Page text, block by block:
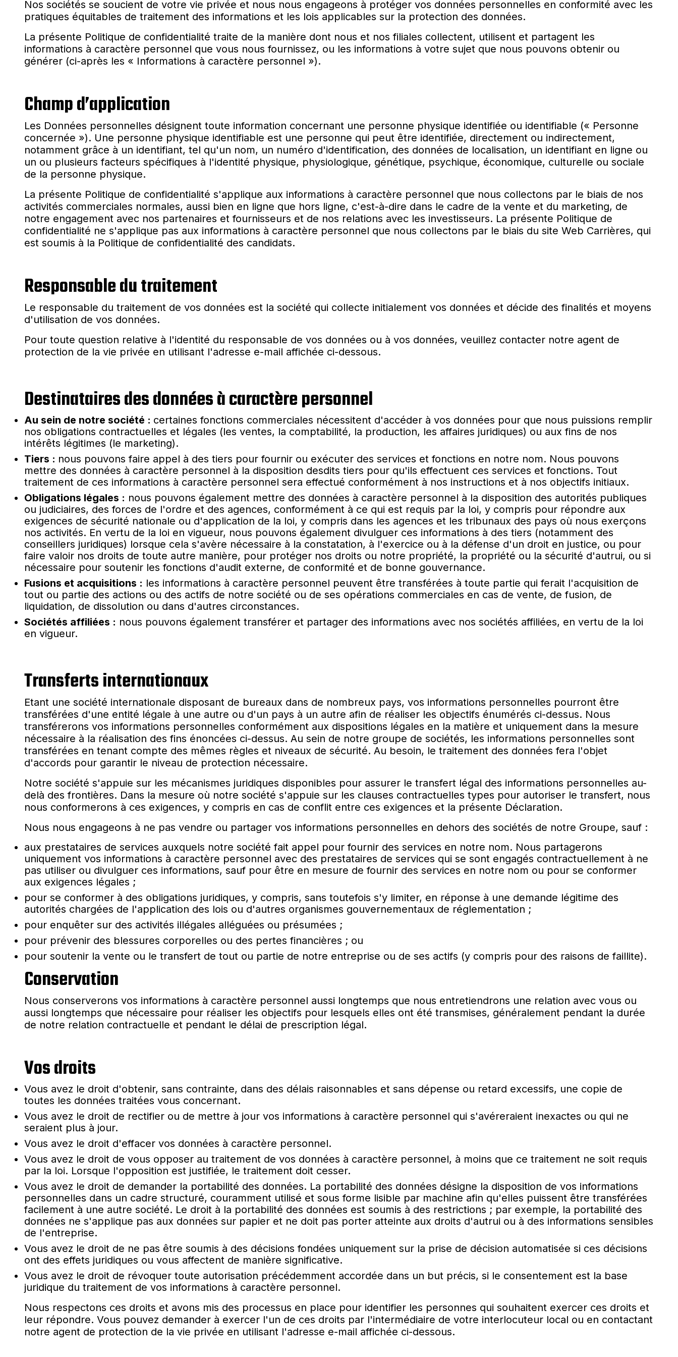
Nos sociétés se soucient de votre vie privée et nous nous engageons à protéger vos données personnelles en conformité avec les
pratiques équitables de traitement des informations et les lois applicables sur la protection des données.
La présente Politique de confidentialité traite de la manière dont nous et nos filiales collectent, utilisent et partagent les
informations à caractère personnel que vous nous fournissez, ou les informations à votre sujet que nous pouvons obtenir ou
générer (ci-après les « Informations à caractère personnel »).
Champ d’application
Les Données personnelles désignent toute information concernant une personne physique identifiée ou identifiable (« Personne
concernée »). Une personne physique identifiable est une personne qui peut être identifiée, directement ou indirectement,
notamment grâce à un identifiant, tel qu'un nom, un numéro d'identification, des données de localisation, un identifiant en ligne ou
un ou plusieurs facteurs spécifiques à l'identité physique, physiologique, génétique, psychique, économique, culturelle ou sociale
de la personne physique.
La présente Politique de confidentialité s'applique aux informations à caractère personnel que nous collectons par le biais de nos
activités commerciales normales, aussi bien en ligne que hors ligne, c'est-à-dire dans le cadre de la vente et du marketing, de
notre engagement avec nos partenaires et fournisseurs et de nos relations avec les investisseurs. La présente Politique de
confidentialité ne s'applique pas aux informations à caractère personnel que nous collectons par le biais du site Web Carrières, qui
est soumis à la Politique de confidentialité des candidats.
Responsable du traitement
Le responsable du traitement de vos données est la société qui collecte initialement vos données et décide des finalités et moyens
d'utilisation de vos données.
Pour toute question relative à l'identité du responsable de vos données ou à vos données, veuillez contacter notre agent de
protection de la vie privée en utilisant l'adresse e-mail affichée ci-dessous.
Destinataires des données à caractère personnel
Au sein de notre société : certaines fonctions commerciales nécessitent d'accéder à vos données pour que nous puissions remplir
nos obligations contractuelles et légales (les ventes, la comptabilité, la production, les affaires juridiques) ou aux fins de nos
intérêts légitimes (le marketing).
Tiers : nous pouvons faire appel à des tiers pour fournir ou exécuter des services et fonctions en notre nom. Nous pouvons
mettre des données à caractère personnel à la disposition desdits tiers pour qu'ils effectuent ces services et fonctions. Tout
traitement de ces informations à caractère personnel sera effectué conformément à nos instructions et à nos objectifs initiaux.
Obligations légales : nous pouvons également mettre des données à caractère personnel à la disposition des autorités publiques
ou judiciaires, des forces de l'ordre et des agences, conformément à ce qui est requis par la loi, y compris pour répondre aux
exigences de sécurité nationale ou d'application de la loi, y compris dans les agences et les tribunaux des pays où nous exerçons
nos activités. En vertu de la loi en vigueur, nous pouvons également divulguer ces informations à des tiers (notamment des
conseillers juridiques) lorsque cela s'avère nécessaire à la constatation, à l'exercice ou à la défense d'un droit en justice, ou pour
faire valoir nos droits de toute autre manière, pour protéger nos droits ou notre propriété, la propriété ou la sécurité d'autrui, ou si
nécessaire pour soutenir les fonctions d'audit externe, de conformité et de bonne gouvernance.
Fusions et acquisitions : les informations à caractère personnel peuvent être transférées à toute partie qui ferait l'acquisition de
tout ou partie des actions ou des actifs de notre société ou de ses opérations commerciales en cas de vente, de fusion, de
liquidation, de dissolution ou dans d'autres circonstances.
Sociétés affiliées : nous pouvons également transférer et partager des informations avec nos sociétés affiliées, en vertu de la loi
en vigueur.
Transferts internationaux
Etant une société internationale disposant de bureaux dans de nombreux pays, vos informations personnelles pourront être
transférées d'une entité légale à une autre ou d'un pays à un autre afin de réaliser les objectifs énumérés ci-dessus. Nous
transférerons vos informations personnelles conformément aux dispositions légales en la matière et uniquement dans la mesure
nécessaire à la réalisation des fins énoncées ci-dessus. Au sein de notre groupe de sociétés, les informations personnelles sont
transférées en tenant compte des mêmes règles et niveaux de sécurité. Au besoin, le traitement des données fera l'objet
d'accords pour garantir le niveau de protection nécessaire.
Notre société s'appuie sur les mécanismes juridiques disponibles pour assurer le transfert légal des informations personnelles au-
delà des frontières. Dans la mesure où notre société s'appuie sur les clauses contractuelles types pour autoriser le transfert, nous
nous conformerons à ces exigences, y compris en cas de conflit entre ces exigences et la présente Déclaration.
Nous nous engageons à ne pas vendre ou partager vos informations personnelles en dehors des sociétés de notre Groupe, sauf :
aux prestataires de services auxquels notre société fait appel pour fournir des services en notre nom. Nous partagerons
uniquement vos informations à caractère personnel avec des prestataires de services qui se sont engagés contractuellement à ne
pas utiliser ou divulguer ces informations, sauf pour être en mesure de fournir des services en notre nom ou pour se conformer
aux exigences légales ;
pour se conformer à des obligations juridiques, y compris, sans toutefois s'y limiter, en réponse à une demande légitime des
autorités chargées de l'application des lois ou d'autres organismes gouvernementaux de réglementation ;
pour enquêter sur des activités illégales alléguées ou présumées ;
pour prévenir des blessures corporelles ou des pertes financières ; ou
pour soutenir la vente ou le transfert de tout ou partie de notre entreprise ou de ses actifs (y compris pour des raisons de faillite).
Conservation
Nous conserverons vos informations à caractère personnel aussi longtemps que nous entretiendrons une relation avec vous ou
aussi longtemps que nécessaire pour réaliser les objectifs pour lesquels elles ont été transmises, généralement pendant la durée
de notre relation contractuelle et pendant le délai de prescription légal.
Vos droits
Vous avez le droit d'obtenir, sans contrainte, dans des délais raisonnables et sans dépense ou retard excessifs, une copie de
toutes les données traitées vous concernant.
Vous avez le droit de rectifier ou de mettre à jour vos informations à caractère personnel qui s'avéreraient inexactes ou qui ne
seraient plus à jour.
Vous avez le droit d'effacer vos données à caractère personnel.
Vous avez le droit de vous opposer au traitement de vos données à caractère personnel, à moins que ce traitement ne soit requis
par la loi. Lorsque l'opposition est justifiée, le traitement doit cesser.
Vous avez le droit de demander la portabilité des données. La portabilité des données désigne la disposition de vos informations
personnelles dans un cadre structuré, couramment utilisé et sous forme lisible par machine afin qu'elles puissent être transférées
facilement à une autre société. Le droit à la portabilité des données est soumis à des restrictions ; par exemple, la portabilité des
données ne s'applique pas aux données sur papier et ne doit pas porter atteinte aux droits d'autrui ou à des informations sensibles
de l'entreprise.
Vous avez le droit de ne pas être soumis à des décisions fondées uniquement sur la prise de décision automatisée si ces décisions
ont des effets juridiques ou vous affectent de manière significative.
Vous avez le droit de révoquer toute autorisation précédemment accordée dans un but précis, si le consentement est la base
juridique du traitement de vos informations à caractère personnel.
Nous respectons ces droits et avons mis des processus en place pour identifier les personnes qui souhaitent exercer ces droits et
leur répondre. Vous pouvez demander à exercer l'un de ces droits par l'intermédiaire de votre interlocuteur local ou en contactant
notre agent de protection de la vie privée en utilisant l'adresse e-mail affichée ci-dessous.